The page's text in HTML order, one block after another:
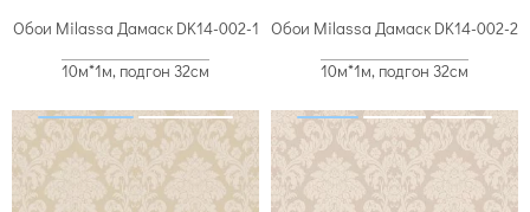
Обои Milassa Дамаск DK14-002-1
10м*1м, подгон 32см
Обои Milassa Дамаск DK14-002-2
10м*1м, подгон 32см